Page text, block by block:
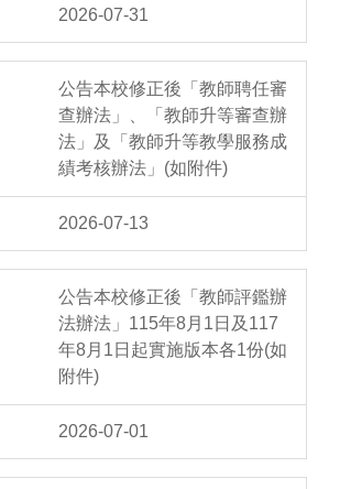
2026-07-31
公告本校修正後「教師聘任審
查辦法」、「教師升等審查辦
法」及「教師升等教學服務成
績考核辦法」(如附件)
2026-07-13
公告本校修正後「教師評鑑辦
法辦法」115年8月1日及117
年8月1日起實施版本各1份(如
附件)
2026-07-01